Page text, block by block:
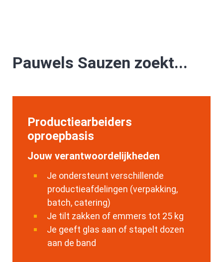
Pauwels Sauzen zoekt...
Productiearbeiders
oproepbasis
Jouw verantwoordelijkheden
Je ondersteunt verschillende
productieafdelingen (verpakking,
batch, catering)
Je tilt zakken of emmers tot 25 kg
Je geeft glas aan of stapelt dozen
aan de band